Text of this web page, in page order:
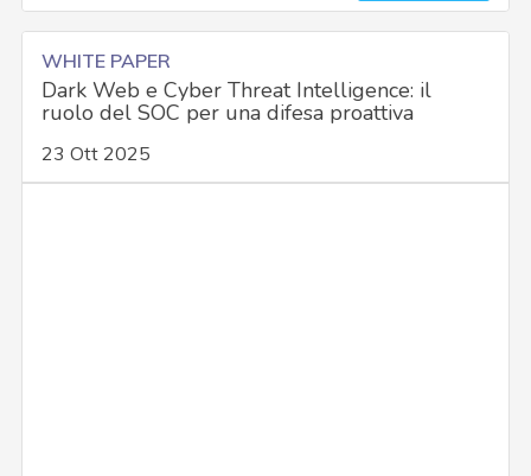
WHITE PAPER
Dark Web e Cyber Threat Intelligence: il
ruolo del SOC per una difesa proattiva
23 Ott 2025